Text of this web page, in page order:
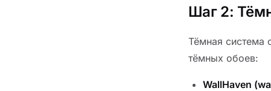
Шаг 2:
Тёмная система
тёмных обоев:
WallHaven